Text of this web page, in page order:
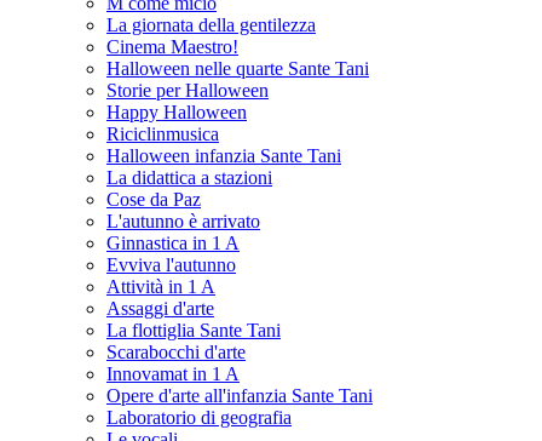
La giornata della gentilezza
Cinema Maestro!
Halloween nelle quarte Sante Tani
Storie per Halloween
Happy Halloween
Riciclinmusica
Halloween infanzia Sante Tani
La didattica a stazioni
Cose da Paz
L'autunno è arrivato
Ginnastica in 1 A
Evviva l'autunno
Attività in 1 A
Assaggi d'arte
La flottiglia Sante Tani
Scarabocchi d'arte
Innovamat in 1 A
Opere d'arte all'infanzia Sante Tani
Laboratorio di geografia